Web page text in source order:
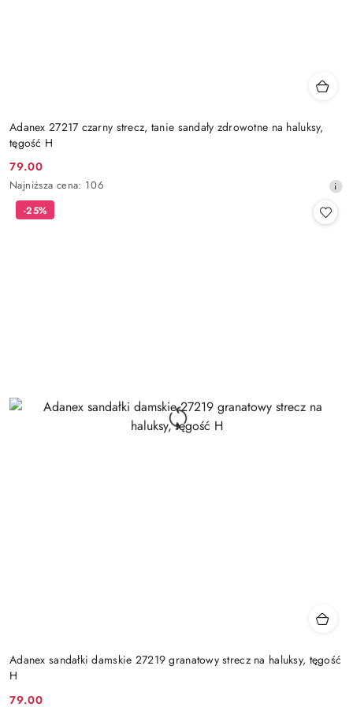
Adanex 27217 czarny strecz, tanie sandały zdrowotne na haluksy,
tęgość H
Cena
promocyjna:
79.00
Najniższa
cena
Najniższa cena: 106
Adanex sandałki damskie 27219 granatowy strecz na haluksy, tęgość
H
79.00
-25%